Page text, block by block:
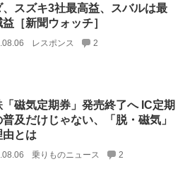
、スズキ3社最高益、スバルは最
［新聞ウォッチ］
レスポンス 2
「磁気定期券」発売終了へ IC定期
及だけじゃない、「脱・磁気」
由とは
乗りものニュース 2